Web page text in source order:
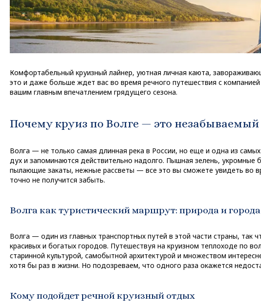
Комфортабельный круизный лайнер, уютная личная каюта,
это и даже больше ждет вас во время речного путешествия с
вашим главным впечатлением грядущего сезона.
Почему круиз по Волге — это
Волга — не только самая длинная река в России, но еще и одна из
дух и запоминаются действительно надолго. Пышная зелень, укромные
пылающие закаты, нежные рассветы — все это вы сможете увидеть во
точно не получится забыть.
Волга как туристический маршрут: природа и города
Волга — один из главных транспортных путей в этой части страны, так
красивых и богатых городов. Путешествуя на круизном теплоходе по
старинной культурой, самобытной архитектурой и множеством
хотя бы раз в жизни. Но подозреваем, что одного раза окажется
Кому подойдет речной круизный отдых